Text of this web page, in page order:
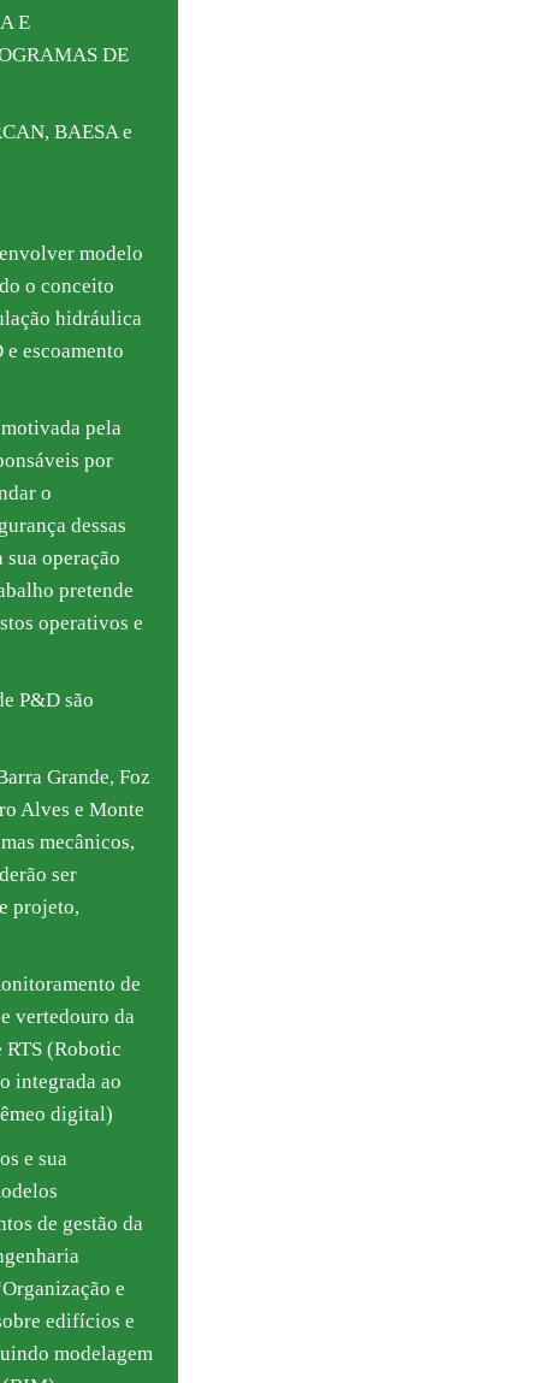
E
DE
BAESA e
modelo
o conceito
hidráulica
escoamento
pela
por
o
dessas
operação
pretende
operativos e
P&D são
Grande, Foz
Alves e Monte
mecânicos,
ser
projeto,
de
vertedouro da
RTS (Robotic
integrada ao
digital)
e sua
de gestão da
e
edifícios e
modelagem